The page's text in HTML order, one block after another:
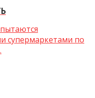
супермаркетами по